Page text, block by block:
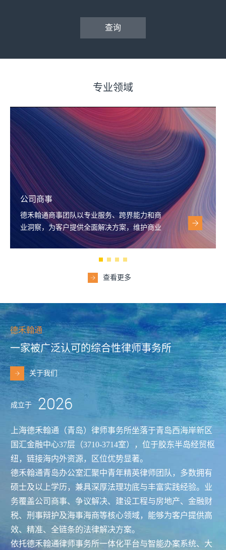
查询
专业领域
争议解决
德禾翰通争议解决团队凭借专业的诉讼技巧和
丰富经验，为客户提供全方位的法律服务，助
力客户在各类纠纷中取得理想结果。
查看更多
德禾翰通
一家被广泛认可的综合性律师事务所
关于我们
成立于 2026
上海德禾翰通（青岛）律师事务所坐落于青岛西海岸新区
国汇金融中心37层（3710-3714室），位于胶东半岛经贸枢
纽，链接海内外资源，区位优势显著。
德禾翰通青岛办公室汇聚中青年精英律师团队，多数拥有
硕士及以上学历，兼具深厚法理功底与丰富实践经验。业
务覆盖公司商事、争议解决、建设工程与房地产、金融财
税、刑事辩护及海事海商等核心领域，能够为客户提供高
效、精准、全链条的法律解决方案。
依托德禾翰通律师事务所一体化平台与智能办案系统、大